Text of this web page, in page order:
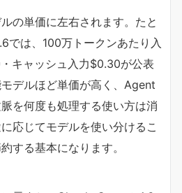
の単価に左右されます。たと
では、100万トークンあたり入
キャッシュ入力$0.30が公表
デルほど単価が高く、Agent
を何度も処理する使い方は消
応じてモデルを使い分けるこ
する基本になります。